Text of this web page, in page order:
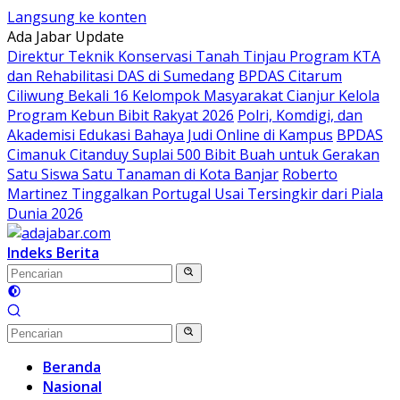
Langsung ke konten
Ada Jabar Update
Direktur Teknik Konservasi Tanah Tinjau Program KTA
dan Rehabilitasi DAS di Sumedang BPDAS Citarum
Ciliwung Bekali 16 Kelompok Masyarakat Cianjur Kelola
Program Kebun Bibit Rakyat 2026 Polri, Komdigi, dan
Akademisi Edukasi Bahaya Judi Online di Kampus BPDAS
Cimanuk Citanduy Suplai 500 Bibit Buah untuk Gerakan
Satu Siswa Satu Tanaman di Kota Banjar Roberto
Martinez Tinggalkan Portugal Usai Tersingkir dari Piala
Dunia 2026
Indeks Berita
Beranda
Nasional